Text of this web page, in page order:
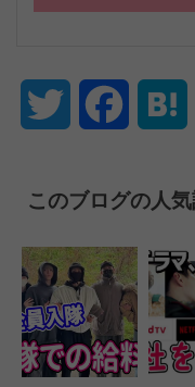
Twitter
このブログの人